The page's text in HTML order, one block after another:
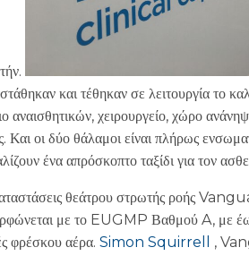
και τέθηκαν σε λειτουργία το
αναισθητικών, χειρουργείο, χώρο
Και οι δύο θάλαμοι είναι πλήρως
ένα απρόσκοπτο ταξίδι για τον
θεάτρου στρωτής ροής
με το EUGMP Βαθμού A, με
φρέσκου αέρα. Simon Squirrell ,